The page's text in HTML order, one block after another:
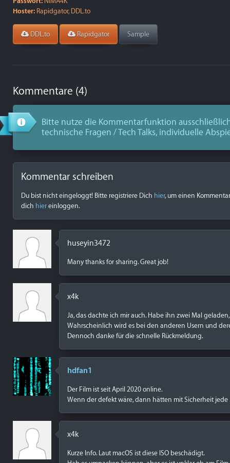
Hoster: Rapidgator, DDL.to
DDL.to Rapidgator Sample
Kommentare (4)
Bitte nutze die Kommentarfunktion
technische Fragen / Tech Talks, individuelle
Kommentar schreiben
Du bist nicht eingeloggt! Bitte registriere Dich hier, um einen
dich hiereinloggen.
huseyin3472
Many thanks for sharing. Great job!
x4k
Ja, das dachte ich mir auch. Habe ihn zwei Mal
Wahrscheinlich wird es bei den anderen Usern und
Dennoch danke für die schnelle Rückmeldung.
hdfan1
Der Film ist seit April 2020 online.
Wenn der defekt wäre, dann hätten mit Sicherheit
x4k
Kurze Info. Laut macOS ist diese ISO beschädigt.